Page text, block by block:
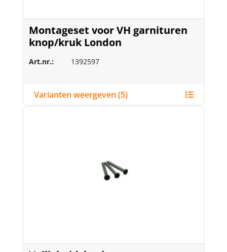
Montageset voor VH garnituren
knop/kruk London
Art.nr.: 1392597
Varianten weergeven (5)